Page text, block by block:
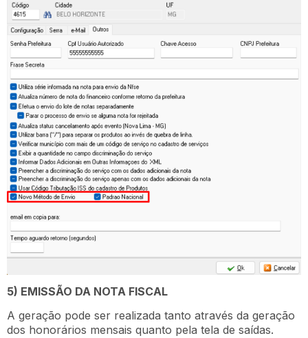
5) EMISSÃO DA NOTA FISCAL
A geração pode ser realizada tanto através da geração
dos honorários mensais quanto pela tela de saídas.